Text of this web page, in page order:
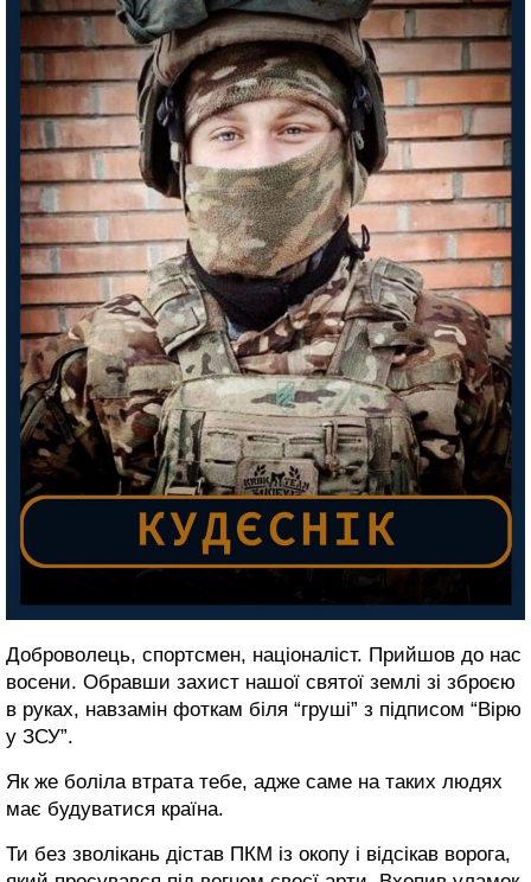
Доброволець, спортсмен, націоналіст. Прийшов до нас
восени. Обравши захист нашої святої землі зі зброєю
в руках, навзамін фоткам біля “груші” з підписом “Вірю
у ЗСУ”.
Як же боліла втрата тебе, адже саме на таких людях
має будуватися країна.
Ти без зволікань дістав ПКМ із окопу і відсікав ворога,